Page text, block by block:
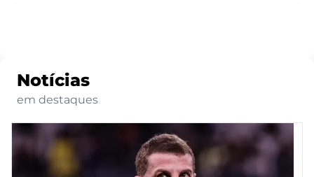
Notícias
em destaques